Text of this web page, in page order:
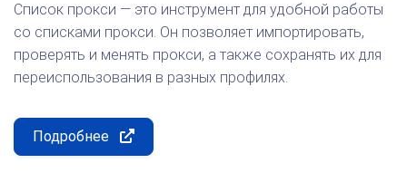
Список прокси — это инструмент для удобной работы
со списками прокси. Он позволяет импортировать,
проверять и менять прокси, а также сохранять их для
переиспользования в разных профилях.
Подробнее